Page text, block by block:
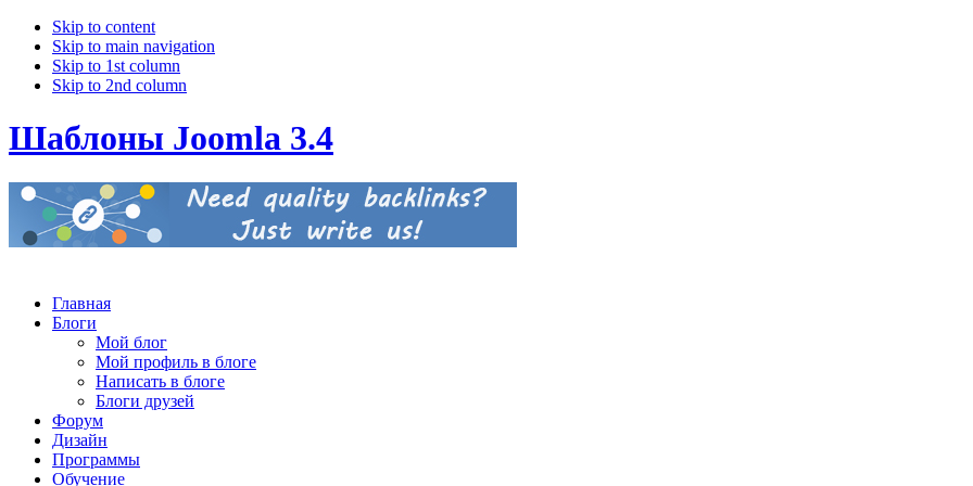
Skip to content
Skip to main navigation
Skip to 1st column
Skip to 2nd column
Шаблоны Joomla 3.4
Главная
Блоги
Мой блог
Мой профиль в блоге
Написать в блоге
Блоги друзей
Форум
Дизайн
Программы
Обучение